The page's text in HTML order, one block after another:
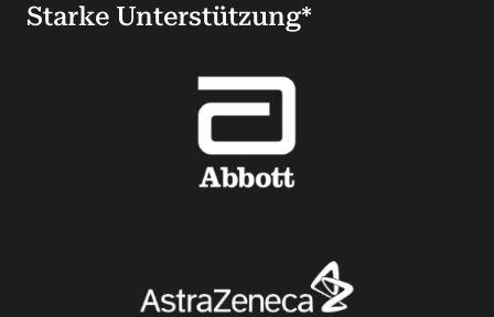
Starke Unterstützung*